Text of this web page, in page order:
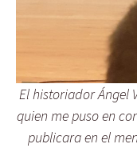
El historiador Ángel
quien me puso en
publicara en el